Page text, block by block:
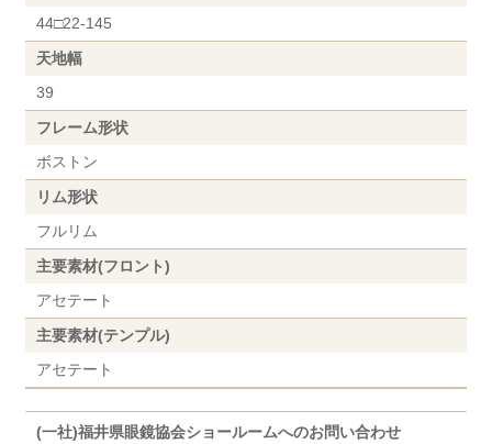
44□22-145
天地幅
39
フレーム形状
ボストン
リム形状
フルリム
主要素材(フロント)
アセテート
主要素材(テンプル)
アセテート
(一社)福井県眼鏡協会ショールームへのお問い合わせ